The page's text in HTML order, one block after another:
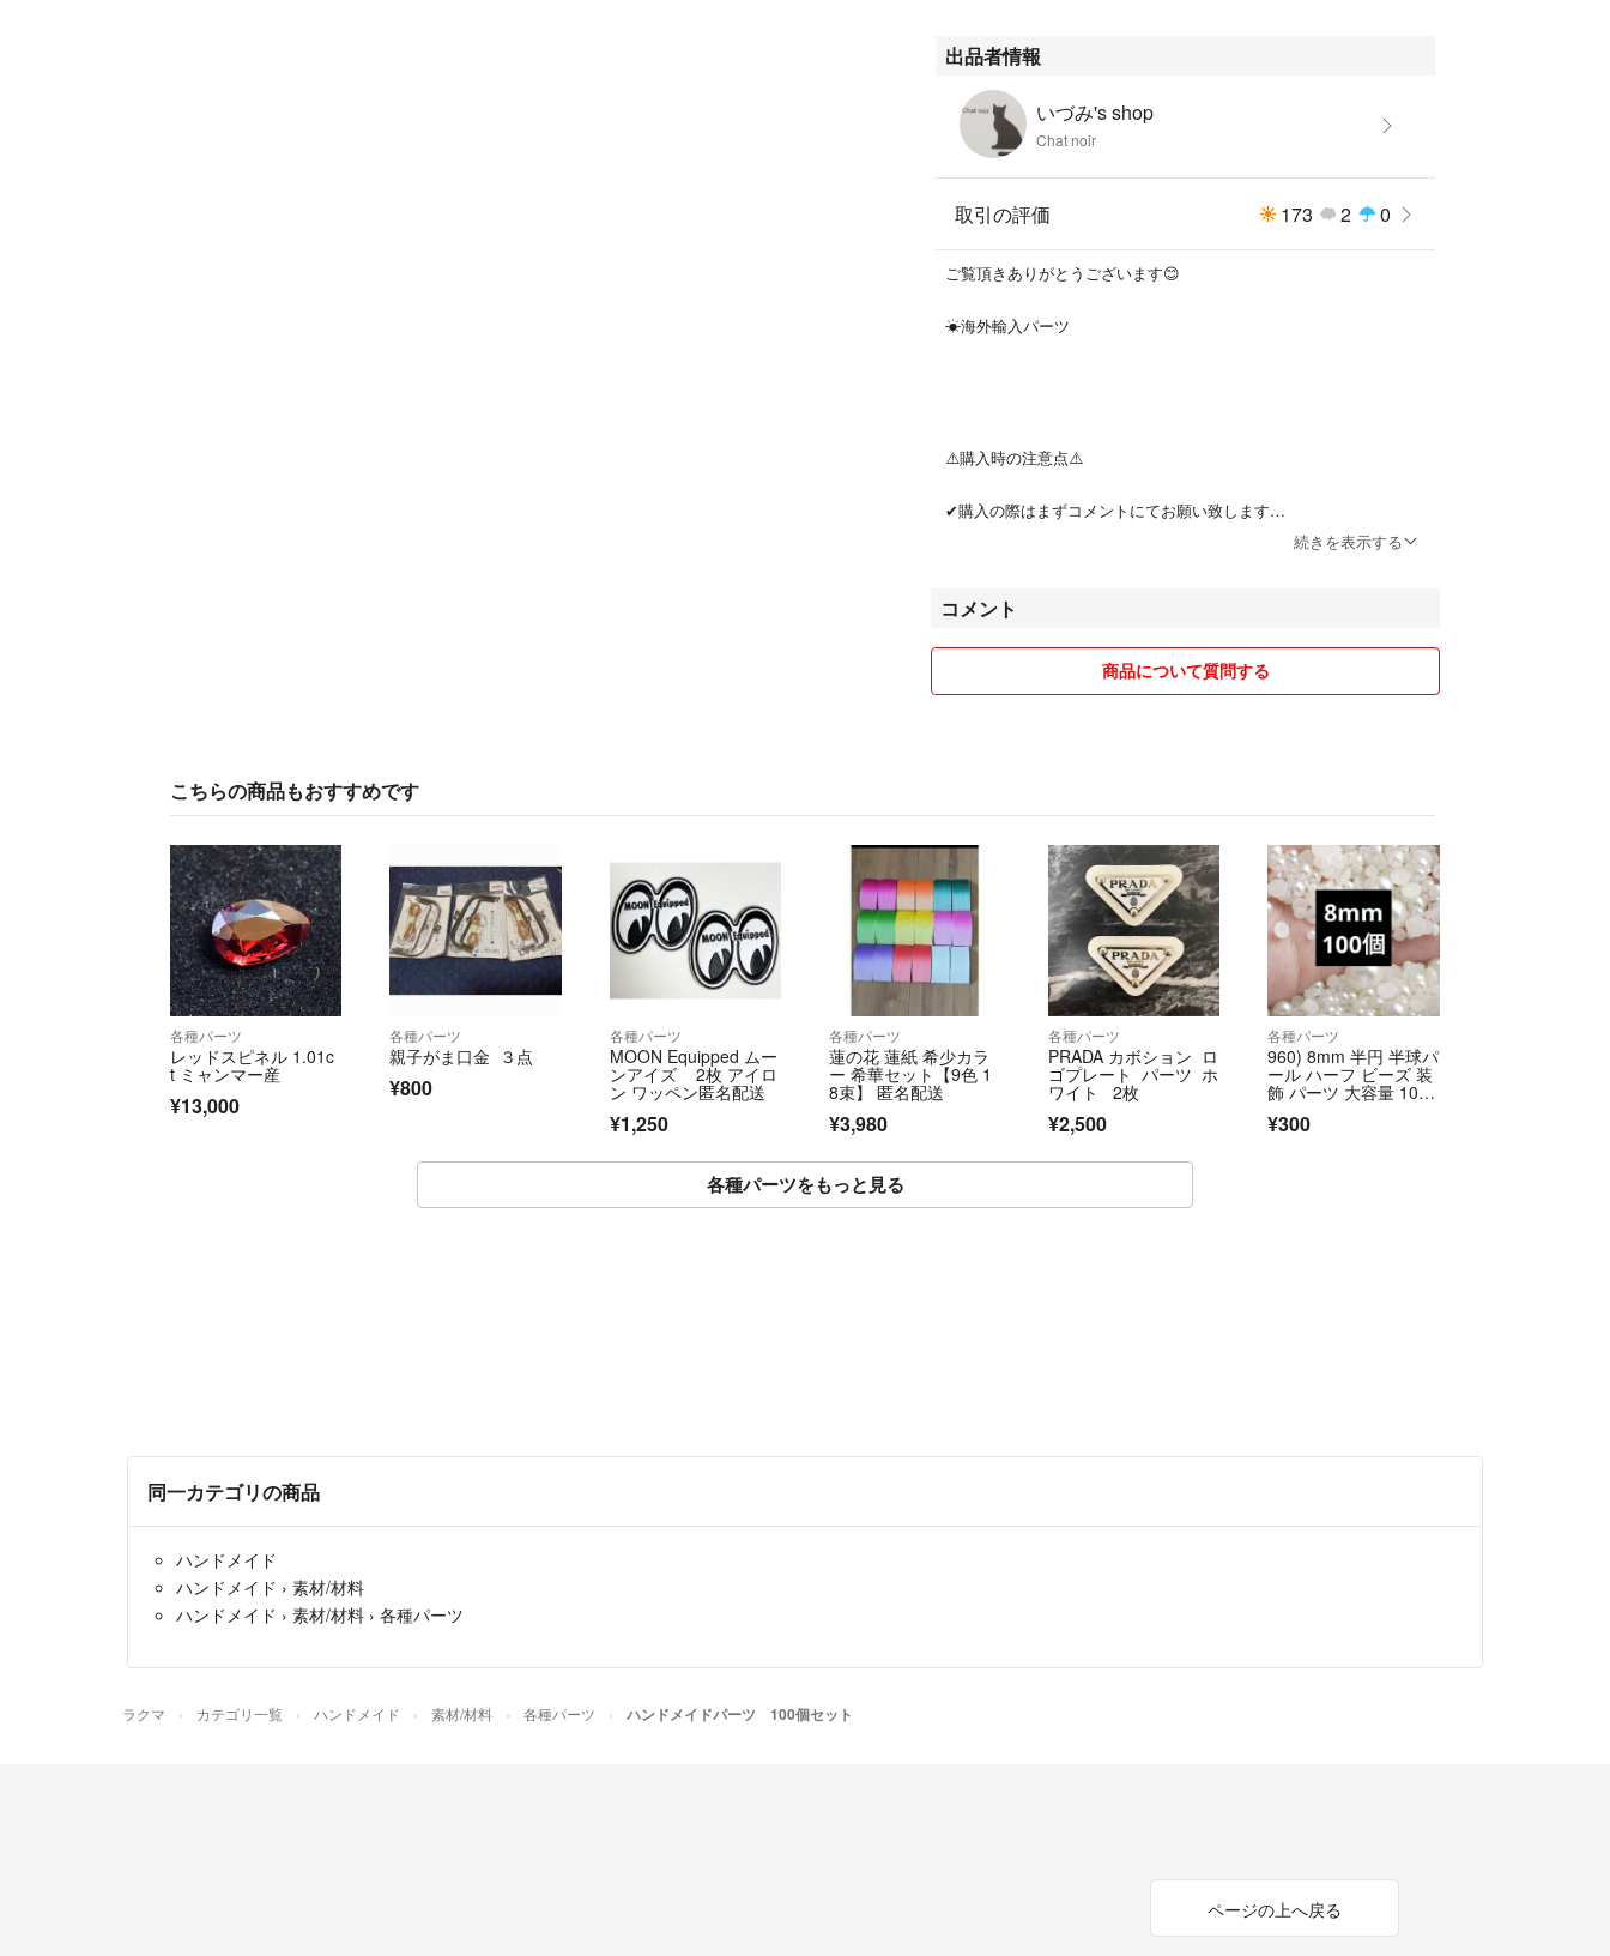
出品者情報
いづみ's shop
Chat noir
取引の評価 173 2 0
ご覧頂きありがとうございます😊
☀︎海外輸入パーツ
⚠️購入時の注意点⚠️
✔購入の際はまずコメントにてお願い致します
✔一点もののパーツもございます。
✔匿名配送ご希望の方はご連絡下さい
多少の値引き対応できますのでご相談下さい°˖✧◝(⁰▿⁰)◜✧˖°
続きを表示する
コメント
商品について質問する
こちらの商品もおすすめです
各種パーツ
レッドスピネル 1.01c
t ミャンマー産
¥13,000
各種パーツ
親子がま口金 ３点
¥800
各種パーツ
MOON Equipped ムー
ンアイズ 2枚 アイロ
ン ワッペン匿名配送
¥1,250
各種パーツ
蓮の花 蓮紙 希少カラ
ー 希華セット【9色 1
8束】 匿名配送
¥3,980
各種パーツ
PRADA カボション ロ
ゴプレート パーツ ホ
ワイト 2枚
¥2,500
各種パーツ
960) 8mm 半円 半球パ
ール ハーフ ビーズ 装
飾 パーツ 大容量 100
粒
¥300
各種パーツをもっと見る
同一カテゴリの商品
ハンドメイド
ハンドメイド › 素材/材料
ハンドメイド › 素材/材料 › 各種パーツ
ラクマ カテゴリ一覧 ハンドメイド 素材/材料 各種パーツ ハンドメイドパーツ 100個セット
ページの上へ戻る